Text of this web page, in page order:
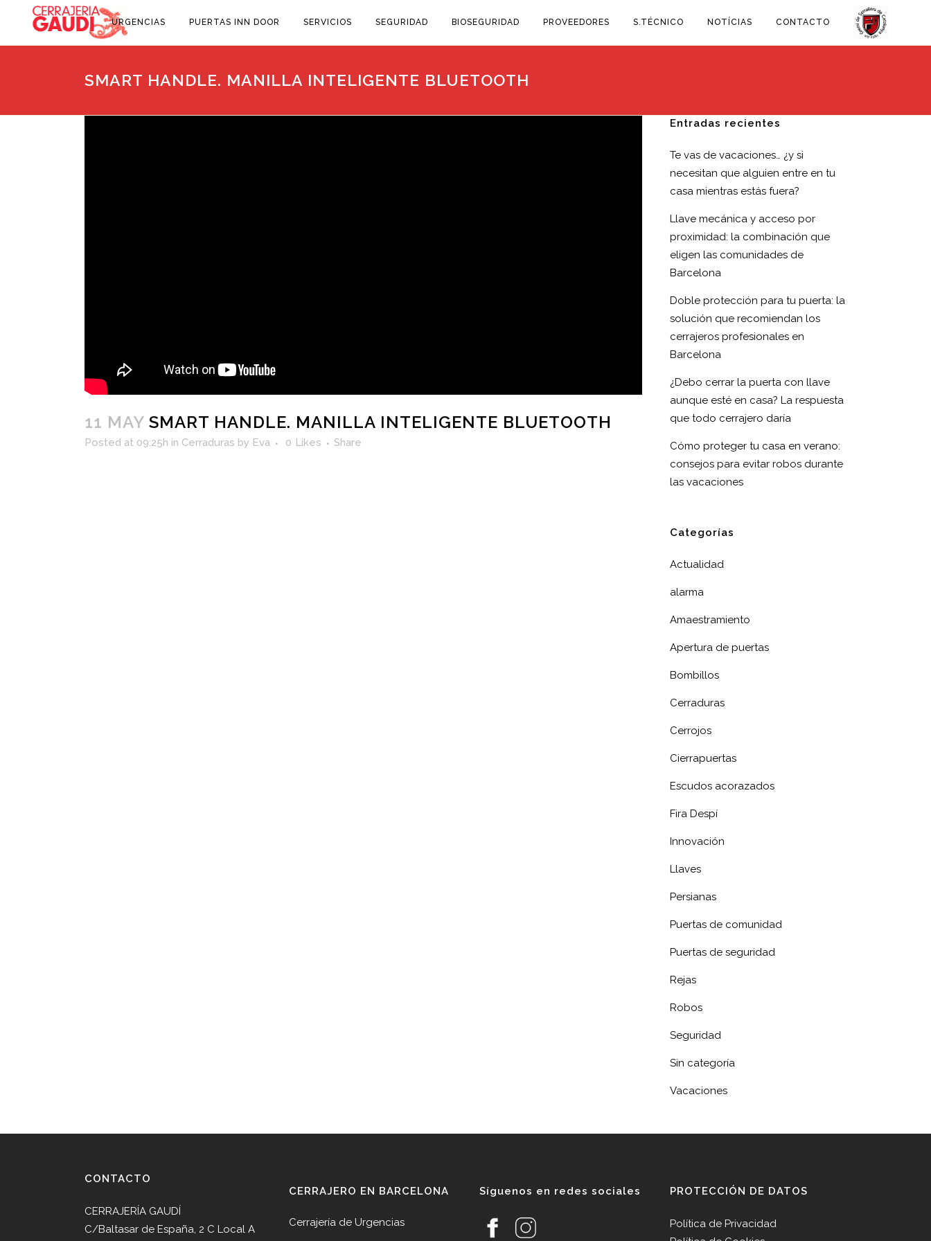
URGENCIAS PUERTAS INN DOOR SERVICIOS SEGURIDAD BIOSEGURIDAD PROVEEDORES S.TÉCNICO NOTÍCIAS CONTACTO
SMART HANDLE. MANILLA INTELIGENTE BLUETOOTH
11 MAY SMART HANDLE. MANILLA INTELIGENTE BLUETOOTH
Posted at 09:25h in Cerraduras by Eva 0 Likes Share
Entradas recientes
Te vas de vacaciones… ¿y si
necesitan que alguien entre en tu
casa mientras estás fuera?
Llave mecánica y acceso por
proximidad: la combinación que
eligen las comunidades de
Barcelona
Doble protección para tu puerta: la
solución que recomiendan los
cerrajeros profesionales en
Barcelona
¿Debo cerrar la puerta con llave
aunque esté en casa? La respuesta
que todo cerrajero daría
Cómo proteger tu casa en verano:
consejos para evitar robos durante
las vacaciones
Categorías
Actualidad
alarma
Amaestramiento
Apertura de puertas
Bombillos
Cerraduras
Cerrojos
Cierrapuertas
Escudos acorazados
Fira Despí
Innovación
Llaves
Persianas
Puertas de comunidad
Puertas de seguridad
Rejas
Robos
Seguridad
Sin categoría
Vacaciones
CONTACTO
CERRAJERÍA GAUDÍ
C/Baltasar de España, 2 C Local A
CERRAJERO EN BARCELONA
Cerrajería de Urgencias
Síguenos en redes sociales PROTECCIÓN DE DATOS
Política de Privacidad